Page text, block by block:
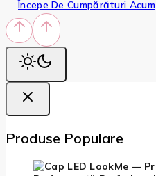
Începe De Cumpărături Acum
Produse Populare